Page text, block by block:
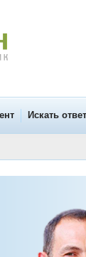
Искать